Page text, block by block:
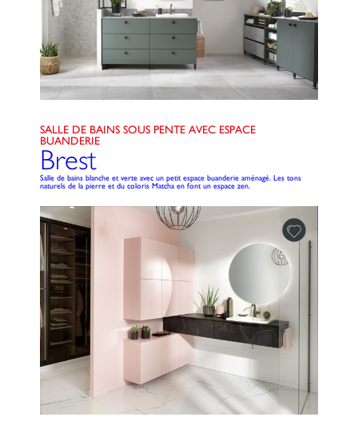
SALLE DE BAINS SOUS PENTE AVEC ESPACE
BUANDERIE
Brest
Salle de bains blanche et verte avec un petit espace buanderie aménagé. Les tons
naturels de la pierre et du coloris Matcha en font un espace zen.